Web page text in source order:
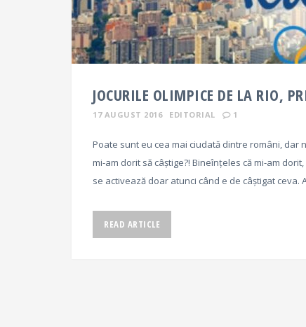
JOCURILE OLIMPICE DE LA RIO,
17 AUGUST 2016 EDITORIAL 1
Poate sunt eu cea mai ciudată dintre români, dar
mi-am dorit să câștige?! Bineînțeles că mi-am
se activează doar atunci când e de câștigat
READ ARTICLE